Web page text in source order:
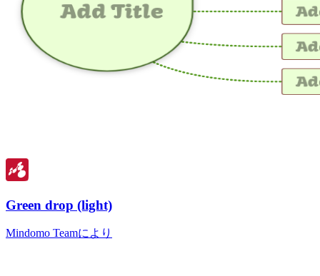
Green drop (light)
Mindomo Teamにより